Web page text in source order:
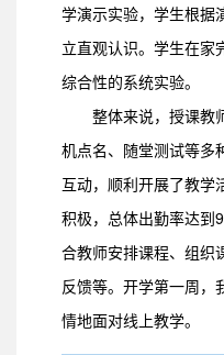
学演示实验，学生根据
立直观认识。学生在家
综合性的系统实验。
整体来说，授课教
机点名、随堂测试等多
互动，顺利开展了教学
积极，总体出勤率达到
合教师安排课程、组织
反馈等。开学第一周，
情地面对线上教学。